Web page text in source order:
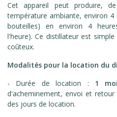
Cet appareil peut produire,
température ambiante, environ 4
bouteilles) en environ 4
l'heure).Ce distillateur est
coûteux.
Modalités pour la location du
- Durée de location : 1
d'acheminement, envoi et
des jours de location.